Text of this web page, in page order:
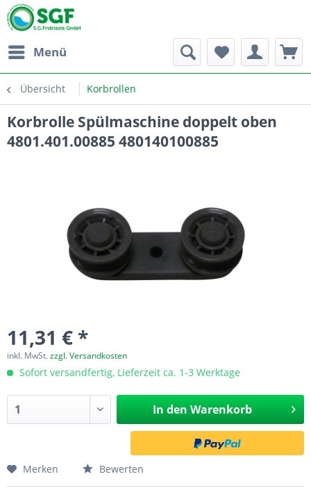
Menü
Übersicht Korbrollen
Korbrolle Spülmaschine doppelt oben
4801.401.00885 480140100885
11,31 € *
inkl. MwSt.zzgl. Versandkosten
Sofort versandfertig, Lieferzeit ca. 1-3 Werktage
In den Warenkorb
Merken Bewerten